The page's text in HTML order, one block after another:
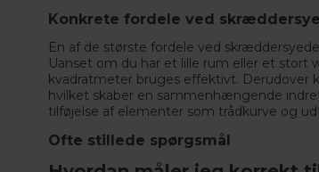
Konkrete fordele ved
En af de største fordele ved
Uanset om du har et lille rum eller et stort
kvadratmeter bruges effektivt. Derudover
hvilket skaber en sammenhængende
tilføjelse af elementer som trådkurve og
Ofte stillede spørgsmål